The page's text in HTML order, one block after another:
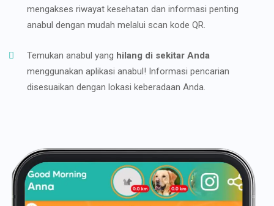
mengakses riwayat kesehatan dan informasi penting
anabul dengan mudah melalui scan kode QR.
Temukan anabul yang hilang di sekitar Anda
menggunakan aplikasi anabul! Informasi pencarian
disesuaikan dengan lokasi keberadaan Anda.